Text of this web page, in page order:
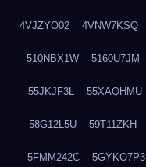
4VJZYO02 4VNW7KSQ
510NBX1W 5160U7JM
55JKJF3L 55XAQHMU
58G12L5U 59T11ZKH
5FMM242C 5GYKO7P3